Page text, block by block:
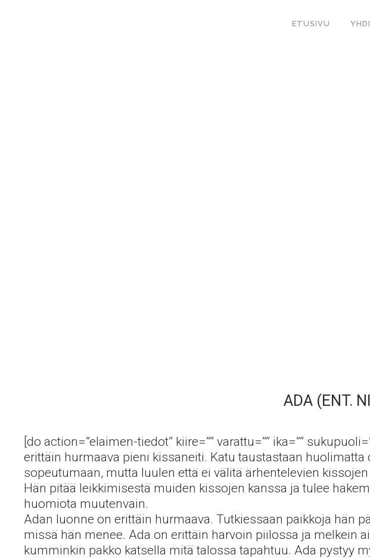
ETUSIVU
ADA (ENT.
[do action=”elaimen-tiedot” kiire=”” varattu=”” ika=””
erittäin hurmaava pieni kissaneiti. Katu taustastaan
sopeutumaan, mutta luulen että ei välitä ärhentelevien
Hän pitää leikkimisestä muiden kissojen kanssa ja tulee
huomiota muutenvain.
Adan luonne on erittäin hurmaava. Tutkiessaan paikkoja hän
missä hän menee. Ada on erittäin harvoin piilossa ja melkein
kumminkin pakko katsella mitä talossa tapahtuu. Ada pystyy